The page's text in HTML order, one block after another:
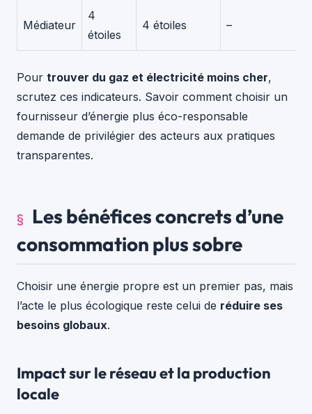
Médiateur
4
étoiles
4 étoiles –
Pour trouver du gaz et électricité moins cher,
scrutez ces indicateurs. Savoir comment choisir un
fournisseur d’énergie plus éco-responsable
demande de privilégier des acteurs aux pratiques
transparentes.
Les bénéfices concrets d’une
consommation plus sobre
Choisir une énergie propre est un premier pas, mais
l’acte le plus écologique reste celui de réduire ses
besoins globaux.
Impact sur le réseau et la production
locale